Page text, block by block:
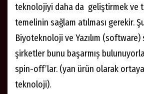
teknolojiyi daha da geliştirmek ve
temelinin sağlam atılması gerekir.
Biyoteknoloji ve Yazılım (software)
şirketler bunu başarmıș
spin-off’lar. (yan ürün olarak
teknoloji).